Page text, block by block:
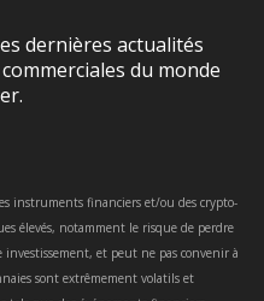
dernières actualités
du monde
instruments financiers et/ou des crypto-
élevés, notamment le risque de perdre
et peut ne pas convenir à
sont extrêmement volatils et